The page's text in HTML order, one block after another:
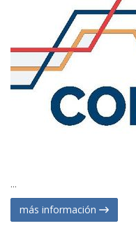
...
más información